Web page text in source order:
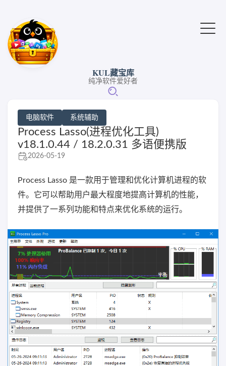
KUL藏宝库
纯净软件爱好者
电脑软件 系统辅助
Process Lasso(进程优化工具)
v18.1.0.44 / 18.2.0.31 多语便携版
2026-05-19
Process Lasso 是一款用于管理和优化计算机进程的软
件。它可以帮助用户最大程度地提高计算机的性能，
并提供了一系列功能和特点来优化系统的运行。